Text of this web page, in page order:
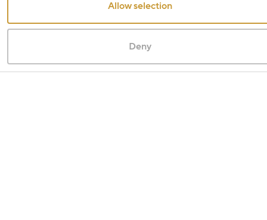
Allow selection
Deny